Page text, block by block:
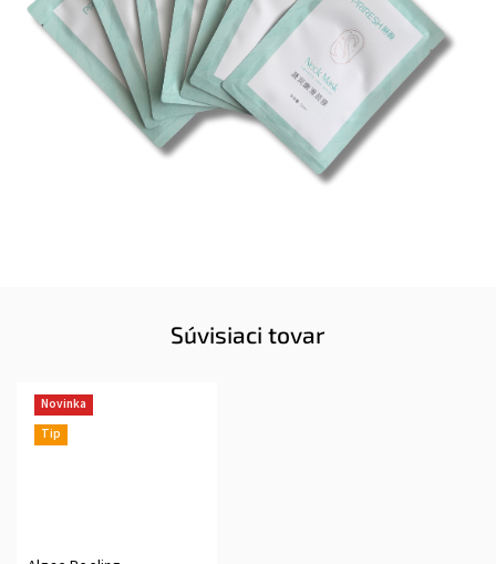
Súvisiaci tovar
Novinka
Tip